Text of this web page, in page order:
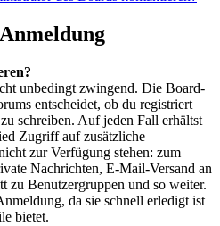
unbedingt zwingend. Die Board-
entscheidet, ob du registriert
schreiben. Auf jeden Fall erhältst
Zugriff auf zusätzliche
zur Verfügung stehen: zum
Nachrichten, E-Mail-Versand an
zu Benutzergruppen und so weiter.
da sie schnell erledigt ist
bietet.